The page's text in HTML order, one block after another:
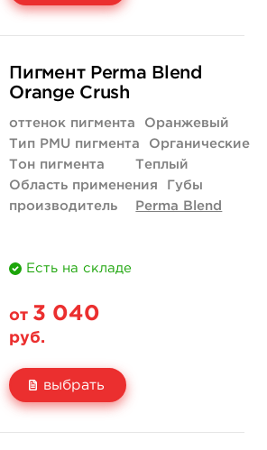
3 040 руб.
купить
Пигмент Perma Blend
Orange Crush
оттенок пигмента
Оранжевый
Тип PMU пигмента
Органические
Тон пигмента
Теплый
Область применения
Губы
производитель
Perma Blend
Есть на складе
от 3 040
руб.
выбрать